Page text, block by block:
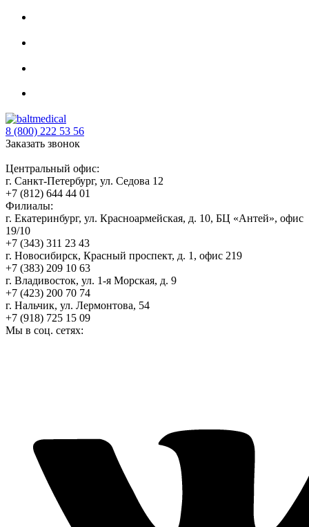
8 (800) 222 53 56
Заказать звонок
Центральный офис:
г. Санкт-Петербург, ул. Седова 12
+7 (812) 644 44 01
Филиалы:
г. Екатеринбург, ул. Красноармейская, д. 10, БЦ «Антей», офис
19/10
+7 (343) 311 23 43
г. Новосибирск, Красный проспект, д. 1, офис 219
+7 (383) 209 10 63
г. Владивосток, ул. 1-я Морская, д. 9
+7 (423) 200 70 74
г. Нальчик, ул. Лермонтова, 54
+7 (918) 725 15 09
Мы в соц. сетях: